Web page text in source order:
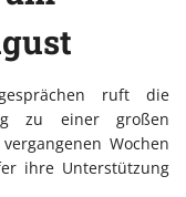
ruft die
zu einer großen
Wochen
ihre Unterstützung